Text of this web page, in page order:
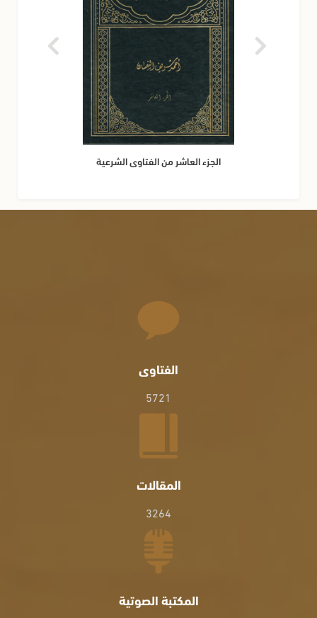
الجزء العاشر من الفتاوى الشرعية
الفتاوى
5721
المقالات
3264
المكتبة الصوتية